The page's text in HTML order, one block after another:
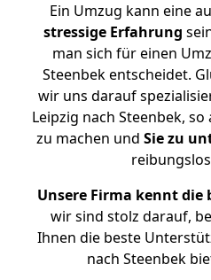
Ein Umzug kann eine
stressige Erfahrung
man sich für einen
Steenbek entscheidet.
wir uns darauf
Leipzig nach Steenbek,
zu machen und Sie zu
Unsere Firma kennt die
wir sind stolz darauf,
Ihnen die beste
nach Steenbek